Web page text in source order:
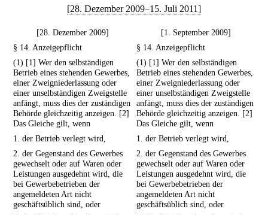
[28. Dezember 2009–15. Juli 2011]
[28. Dezember 2009]
[1. September 2009]
§ 14. Anzeigepflicht
§ 14. Anzeigepflicht
(1) [1] Wer den selbständigen
Betrieb eines stehenden Gewerbes,
einer Zweigniederlassung oder
einer unselbständigen Zweigstelle
anfängt, muss dies der zuständigen
Behörde gleichzeitig anzeigen. [2]
Das Gleiche gilt, wenn
(1) [1] Wer den selbständigen
Betrieb eines stehenden Gewerbes,
einer Zweigniederlassung oder
einer unselbständigen Zweigstelle
anfängt, muss dies der zuständigen
Behörde gleichzeitig anzeigen. [2]
Das Gleiche gilt, wenn
1. der Betrieb verlegt wird,
1. der Betrieb verlegt wird,
2. der Gegenstand des Gewerbes
gewechselt oder auf Waren oder
Leistungen ausgedehnt wird, die
bei Gewerbebetrieben der
angemeldeten Art nicht
geschäftsüblich sind, oder
2. der Gegenstand des Gewerbes
gewechselt oder auf Waren oder
Leistungen ausgedehnt wird, die
bei Gewerbebetrieben der
angemeldeten Art nicht
geschäftsüblich sind, oder